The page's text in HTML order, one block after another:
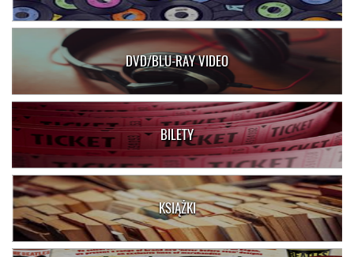
DVD/BLU-RAY VIDEO
BILETY
KSIĄŻKI